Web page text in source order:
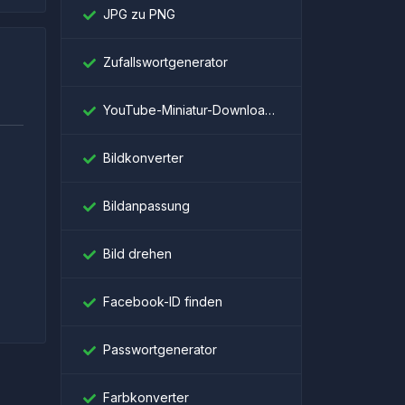
JPG zu PNG
Zufallswortgenerator
YouTube-Miniatur-Downloader
Bildkonverter
Bildanpassung
Bild drehen
Facebook-ID finden
Passwortgenerator
Farbkonverter